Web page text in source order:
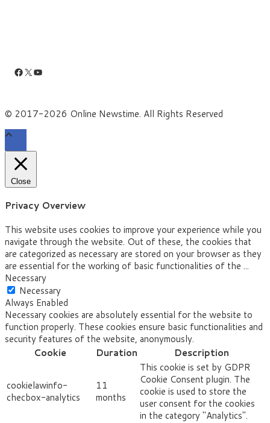
Facebook
X YouTube
© 2017-2026 Online Newstime. All Rights Reserved
Close
Privacy Overview
This website uses cookies to improve your experience while you
navigate through the website. Out of these, the cookies that
are categorized as necessary are stored on your browser as they
are essential for the working of basic functionalities of the ...
Necessary
Necessary
Always Enabled
Necessary cookies are absolutely essential for the website to
function properly. These cookies ensure basic functionalities and
security features of the website, anonymously.
Cookie
Duration Description
cookielawinfo-
checbox-analytics
11
months
This cookie is set by GDPR
Cookie Consent plugin. The
cookie is used to store the
user consent for the cookies
in the category "Analytics".